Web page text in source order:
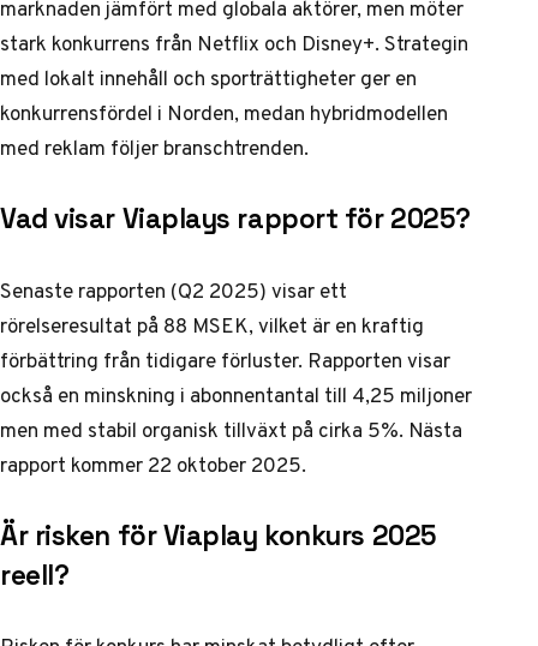
marknaden jämfört med globala aktörer, men möter
stark konkurrens från Netflix och Disney+. Strategin
med lokalt innehåll och sporträttigheter ger en
konkurrensfördel i Norden, medan hybridmodellen
med reklam följer branschtrenden.
Vad visar Viaplays rapport för 2025?
Senaste rapporten (Q2 2025) visar ett
rörelseresultat på 88 MSEK, vilket är en kraftig
förbättring från tidigare förluster. Rapporten visar
också en minskning i abonnentantal till 4,25 miljoner
men med stabil organisk tillväxt på cirka 5%. Nästa
rapport kommer 22 oktober 2025.
Är risken för Viaplay konkurs 2025
reell?